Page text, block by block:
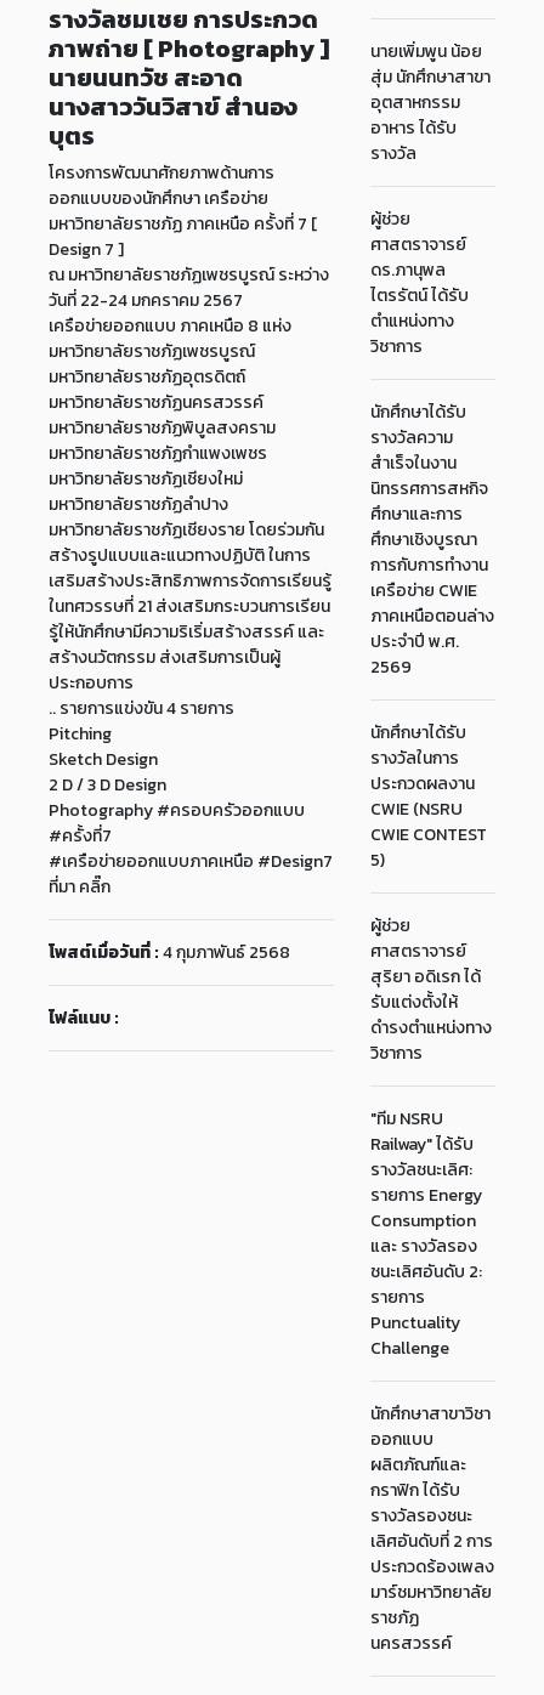
รางวัลชมเชย การประกวด
ภาพถ่าย [ Photography ]
นายนนทวัช สะอาด
นางสาววันวิสาข์ สำนอง
บุตร
โครงการพัฒนาศักยภาพด้านการ
ออกแบบของนักศึกษา เครือข่าย
มหาวิทยาลัยราชภัฏ ภาคเหนือ ครั้งที่ 7 [
Design 7 ]
ณ มหาวิทยาลัยราชภัฏเพชรบูรณ์ ระหว่าง
วันที่ 22-24 มกคราคม 2567
เครือข่ายออกแบบ ภาคเหนือ 8 แห่ง
มหาวิทยาลัยราชภัฏเพชรบูรณ์
มหาวิทยาลัยราชภัฏอุตรดิตถ์
มหาวิทยาลัยราชภัฏนครสวรรค์
มหาวิทยาลัยราชภัฏพิบูลสงคราม
มหาวิทยาลัยราชภัฏกำแพงเพชร
มหาวิทยาลัยราชภัฏเชียงใหม่
มหาวิทยาลัยราชภัฏลำปาง
มหาวิทยาลัยราชภัฏเชียงราย โดยร่วมกัน
สร้างรูปแบบและแนวทางปฏิบัติ ในการ
เสริมสร้างประสิทธิภาพการจัดการเรียนรู้
ในทศวรรษที่ 21 ส่งเสริมกระบวนการเรียน
รู้ให้นักศึกษามีความริเริ่มสร้างสรรค์ และ
สร้างนวัตกรรม ส่งเสริมการเป็นผู้
ประกอบการ
.. รายการแข่งขัน 4 รายการ
Pitching
Sketch Design
2 D / 3 D Design
Photography #ครอบครัวออกแบบ
#ครั้งที่7
#เครือข่ายออกแบบภาคเหนือ #Design7
ที่มา คลิ๊ก
โพสต์เมื่อวันที่ :4 กุมภาพันธ์ 2568
ไฟล์แนบ :
นายเพิ่มพูน น้อย
สุ่ม นักศึกษาสาขา
อุตสาหกรรม
อาหาร ได้รับ
รางวัล
ผู้ช่วย
ศาสตราจารย์
ดร.ภานุพล
ไตรรัตน์ ได้รับ
ตำแหน่งทาง
วิชาการ
นักศึกษาได้รับ
รางวัลความ
สำเร็จในงาน
นิทรรศการสหกิจ
ศึกษาและการ
ศึกษาเชิงบูรณา
การกับการทำงาน
เครือข่าย CWIE
ภาคเหนือตอนล่าง
ประจำปี พ.ศ.
2569
นักศึกษาได้รับ
รางวัลในการ
ประกวดผลงาน
CWIE (NSRU
CWIE CONTEST
5)
ผู้ช่วย
ศาสตราจารย์
สุริยา อดิเรก ได้
รับแต่งตั้งให้
ดำรงตำแหน่งทาง
วิชาการ
"ทีม NSRU
Railway" ได้รับ
รางวัลชนะเลิศ:
รายการ Energy
Consumption
และ รางวัลรอง
ชนะเลิศอันดับ 2:
รายการ
Punctuality
Challenge
นักศึกษาสาขาวิชา
ออกแบบ
ผลิตภัณฑ์และ
กราฟิก ได้รับ
รางวัลรองชนะ
เลิศอันดับที่ 2 การ
ประกวดร้องเพลง
มาร์ชมหาวิทยาลัย
ราชภัฏ
นครสวรรค์